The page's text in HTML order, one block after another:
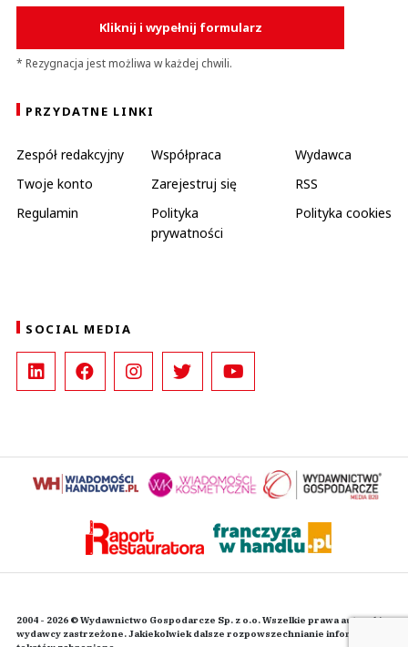
Kliknij i wypełnij formularz
* Rezygnacja jest możliwa w każdej chwili.
PRZYDATNE LINKI
Zespół redakcyjny Współpraca
Wydawca
Twoje konto
Zarejestruj się
RSS
Regulamin
Polityka
prywatności
Polityka cookies
SOCIAL MEDIA
2004 - 2026 © Wydawnictwo Gospodarcze Sp. z o.o. Wszelkie prawa autorskie
wydawcy zastrzeżone. Jakiekolwiek dalsze rozpowszechnianie informacji i